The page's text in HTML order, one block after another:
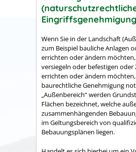
Wenn Sie in der Landschaft
zum Beispiel bauliche Anlagen
errichten oder ändern möchten,
versiegeln oder befestigen oder
errichten oder ändern
baurechtliche Genehmigung
„Außenbereich“ werden
Flächen bezeichnet, welche
zusammenhängenden
im Geltungsbereich von
Bebauungsplänen liegen.